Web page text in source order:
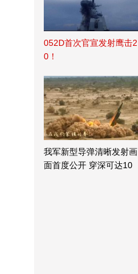
052D首次官宣发射鹰击2
0！
我军新型导弹清晰发射画
面首度公开 穿深可达10